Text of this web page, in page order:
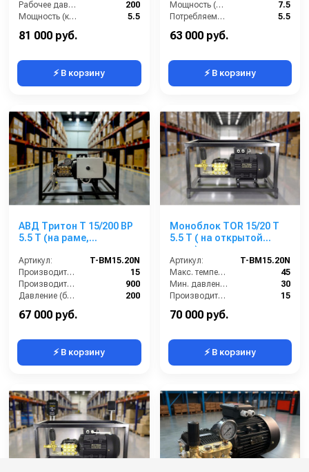
Рабочее давление (бар):
200
Мощность (кВт):
5.5
81 000 руб.
⚡ В корзину
Мощность (л/с):
7.5
Потребляемая мощность (кВт):
5.5
63 000 руб.
⚡ В корзину
АВД Тритон T 15/200 ВР
5.5 T (на раме,
теплозащитой)
Артикул:
T-BM15.20N
Производительность (л/мин):
15
Производительность (л/ч):
900
Давление (бар):
200
Напряжение (В):
67 000 руб.
⚡ В корзину
Моноблок TOR 15/20 T
5.5 T ( на открытой
раме)
Артикул:
T-BM15.20N
Макс. температура воды (°C):
45
Мин. давление (бар):
30
Производительность (л/мин):
15
Производительность (л/ч):
70 000 руб.
⚡ В корзину